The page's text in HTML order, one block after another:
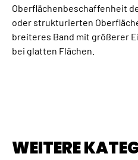
Oberflächenbeschaffenheit
oder strukturierten
breiteres Band mit größerer
bei glatten Flächen.
WEITERE